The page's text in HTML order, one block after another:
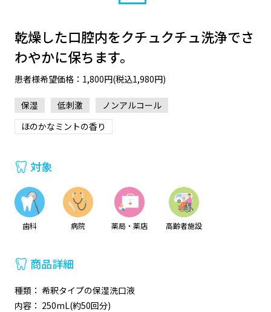
乾燥した口腔内をクチュクチュ洗浄でさ
わやかに保ちます。
患者様希望価格：1,800円(税込1,980円)
保湿 低刺激
ノンアルコール
ほのかなミントの香り
対象
歯科 病院 薬局・薬店 高齢者施設
商品詳細
種類： 希釈タイプの保湿洗口液
内容： 250mL(約50回分)